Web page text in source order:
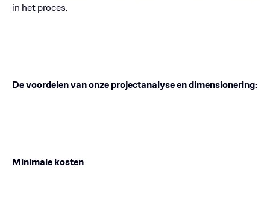
in het proces.
De voordelen van onze projectanalyse en dimensionering:
Minimale kosten